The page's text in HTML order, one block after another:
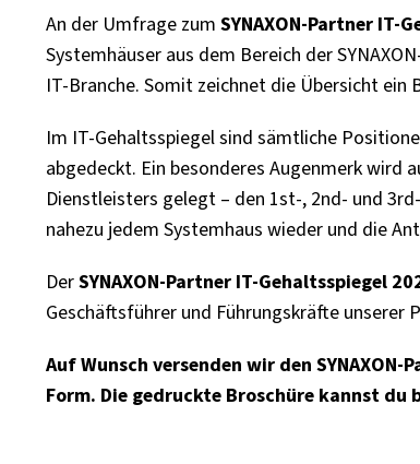
An der Umfrage zum SYNAXON-Partner IT-
Systemhäuser aus dem Bereich der
IT-Branche. Somit zeichnet die Übersicht ein
Im IT-Gehaltsspiegel sind sämtliche
abgedeckt. Ein besonderes Augenmerk wird
Dienstleisters gelegt – den 1st-, 2nd- und
nahezu jedem Systemhaus wieder und die
DerSYNAXON-Partner IT-Gehaltsspiegel
Geschäftsführer und Führungskräfte unserer
Auf Wunsch versenden wir den SYNAXON-
Form. Die gedruckte Broschüre kannst